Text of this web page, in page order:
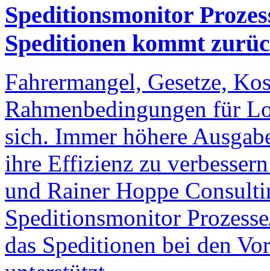
Speditionsmonitor
Speditionen kommt
Fahrermangel, Gesetze,
Rahmenbedingungen für
sich. Immer höhere
ihre Effizienz zu
und Rainer Hoppe
Speditionsmonitor
das Speditionen bei den